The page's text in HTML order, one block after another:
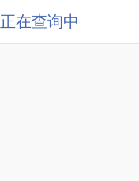
正在查询中